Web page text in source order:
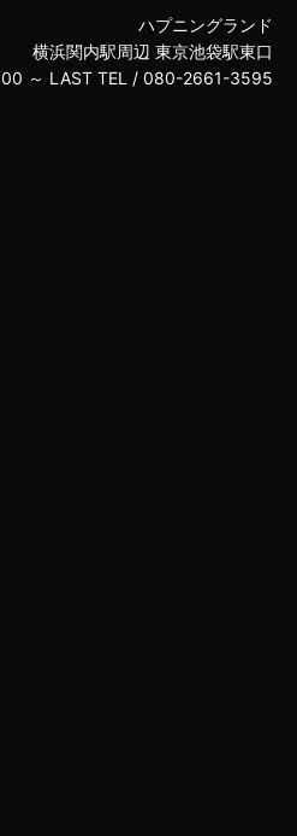
ハプニングランド
横浜関内駅周辺 東京池袋駅東口
～ LAST TEL / 080-2661-3595